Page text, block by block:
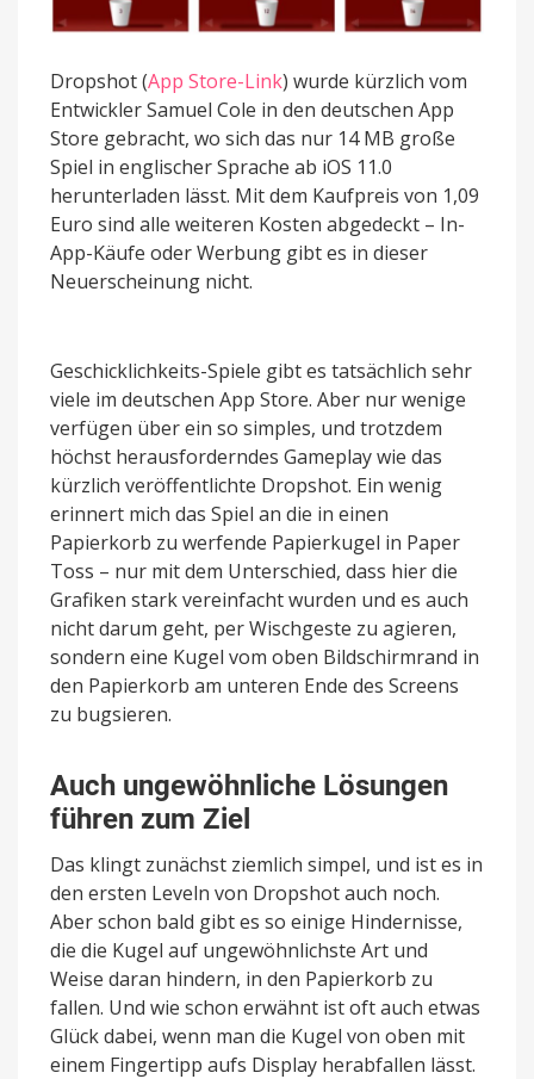
Dropshot (App Store-Link) wurde kürzlich vom
Entwickler Samuel Cole in den deutschen App
Store gebracht, wo sich das nur 14 MB große
Spiel in englischer Sprache ab iOS 11.0
herunterladen lässt. Mit dem Kaufpreis von 1,09
Euro sind alle weiteren Kosten abgedeckt – In-
App-Käufe oder Werbung gibt es in dieser
Neuerscheinung nicht.
Geschicklichkeits-Spiele gibt es tatsächlich sehr
viele im deutschen App Store. Aber nur wenige
verfügen über ein so simples, und trotzdem
höchst herausforderndes Gameplay wie das
kürzlich veröffentlichte Dropshot. Ein wenig
erinnert mich das Spiel an die in einen
Papierkorb zu werfende Papierkugel in Paper
Toss – nur mit dem Unterschied, dass hier die
Grafiken stark vereinfacht wurden und es auch
nicht darum geht, per Wischgeste zu agieren,
sondern eine Kugel vom oben Bildschirmrand in
den Papierkorb am unteren Ende des Screens
zu bugsieren.
Auch ungewöhnliche Lösungen
führen zum Ziel
Das klingt zunächst ziemlich simpel, und ist es in
den ersten Leveln von Dropshot auch noch.
Aber schon bald gibt es so einige Hindernisse,
die die Kugel auf ungewöhnlichste Art und
Weise daran hindern, in den Papierkorb zu
fallen. Und wie schon erwähnt ist oft auch etwas
Glück dabei, wenn man die Kugel von oben mit
einem Fingertipp aufs Display herabfallen lässt.